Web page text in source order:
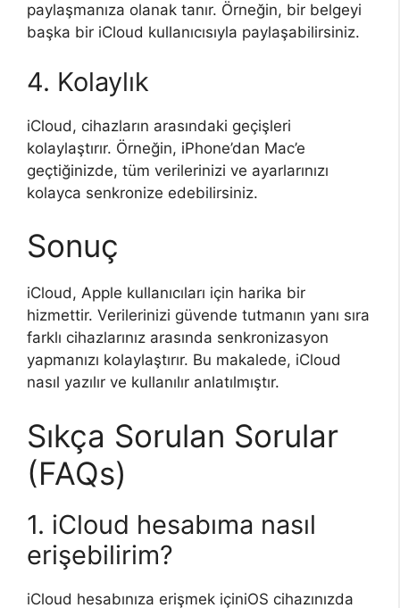
paylaşmanıza olanak tanır. Örneğin, bir belgeyi
başka bir iCloud kullanıcısıyla paylaşabilirsiniz.
4. Kolaylık
iCloud, cihazların arasındaki geçişleri
kolaylaştırır. Örneğin, iPhone’dan Mac’e
geçtiğinizde, tüm verilerinizi ve ayarlarınızı
kolayca senkronize edebilirsiniz.
Sonuç
iCloud, Apple kullanıcıları için harika bir
hizmettir. Verilerinizi güvende tutmanın yanı sıra
farklı cihazlarınız arasında senkronizasyon
yapmanızı kolaylaştırır. Bu makalede, iCloud
nasıl yazılır ve kullanılır anlatılmıştır.
Sıkça Sorulan Sorular
(FAQs)
1. iCloud hesabıma nasıl
erişebilirim?
iCloud hesabınıza erişmek içiniOS cihazınızda